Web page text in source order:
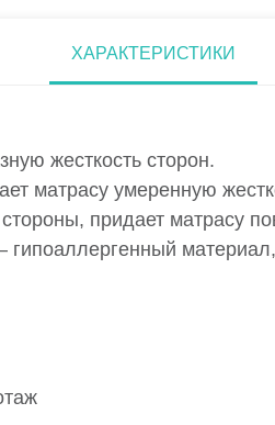
ХАРАКТЕРИСТИКИ
жесткость сторон.
матрасу умеренную
придает матрасу
гипоаллергенный